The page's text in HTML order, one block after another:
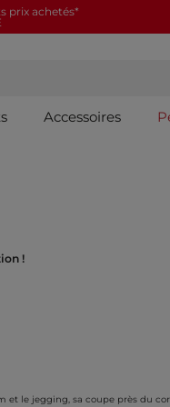
prix achetés*
Accessoires
!
le jegging, sa coupe près du